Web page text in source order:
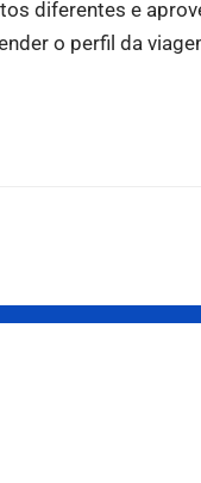
diferentes e
o perfil da